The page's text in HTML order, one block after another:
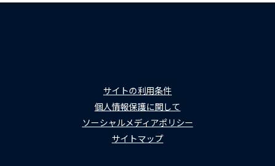
サイトの利用条件
個人情報保護に関して
ソーシャルメディアポリシー
サイトマップ